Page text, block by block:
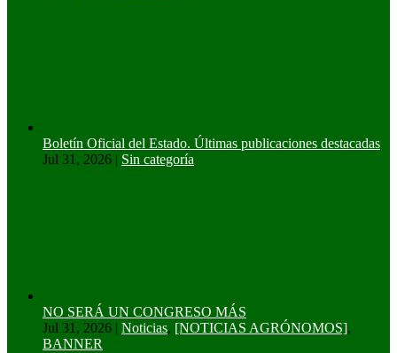
Boletín Oficial del Estado. Últimas publicaciones destacadas
Jul 31, 2026
Sin categoría
NO SERÁ UN CONGRESO MÁS
Jul 31, 2026
Noticias, [NOTICIAS AGRÓNOMOS],
BANNER